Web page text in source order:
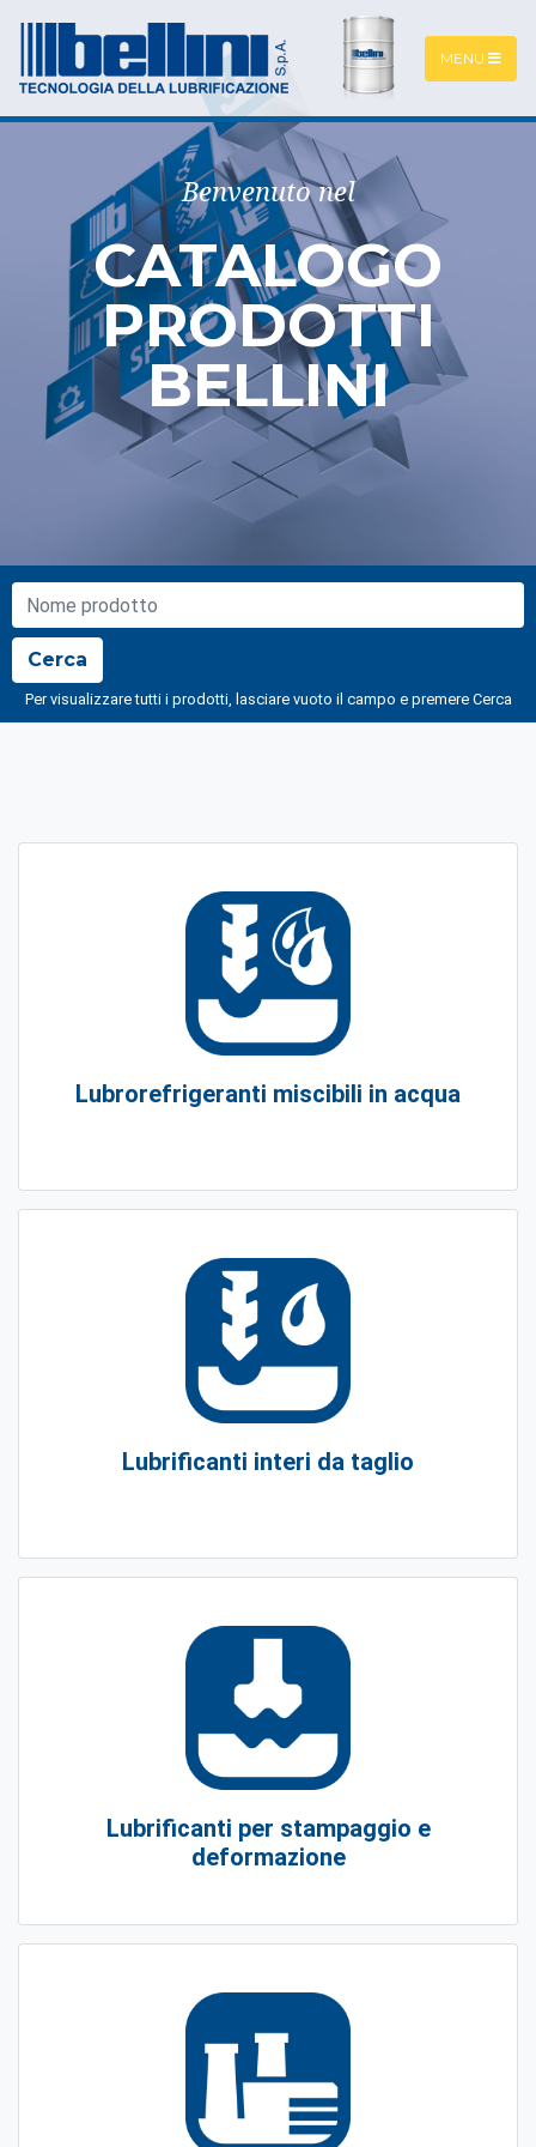
MENU
Benvenuto nel
CATALOGO
PRODOTTI
BELLINI
Cerca
Per visualizzare tutti i prodotti, lasciare vuoto il campo e premere Cerca
Lubrorefrigeranti miscibili in acqua
Lubrificanti interi da taglio
Lubrificanti per stampaggio e
deformazione